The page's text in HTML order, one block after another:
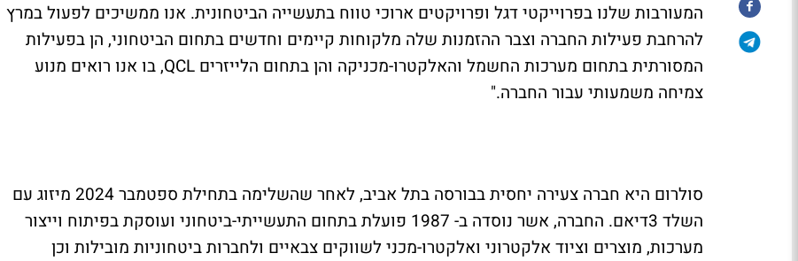
המעורבות שלנו בפרוייקטי דגל ופרויקטים ארוכי טווח בתעשייה הביטחונית. אנו ממשיכים לפעול במרץ
להרחבת פעילות החברה וצבר ההזמנות שלה מלקוחות קיימים וחדשים בתחום הביטחוני, הן בפעילות
המסורתית בתחום מערכות החשמל והאלקטרו-מכניקה והן בתחום הלייזרים QCL, בו אנו רואים מנוע
צמיחה משמעותי עבור החברה."
סולרום היא חברה צעירה יחסית בבורסה בתל אביב, לאחר שהשלימה בתחילת ספטמבר 2024 מיזוג עם
השלד 3דיאם. החברה, אשר נוסדה ב- 1987 פועלת בתחום התעשייתי-ביטחוני ועוסקת בפיתוח וייצור
מערכות, מוצרים וציוד אלקטרוני ואלקטרו-מכני לשווקים צבאיים ולחברות ביטחוניות מובילות וכן